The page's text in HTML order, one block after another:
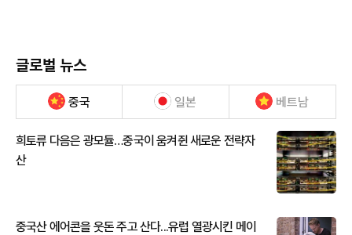
글로벌 뉴스
중국 일본 베트남
희토류 다음은 광모듈…중국이 움켜쥔 새로운 전략자
산
중국산 에어콘을 웃돈 주고 산다...유럽 열광시킨 메이